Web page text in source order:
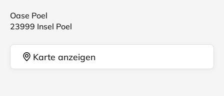
Oase Poel
23999 Insel Poel
Karte anzeigen